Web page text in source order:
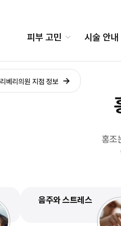
피부 고민 시술 안내
리베리의원 지점 정보
홍조
음주와 스트레스